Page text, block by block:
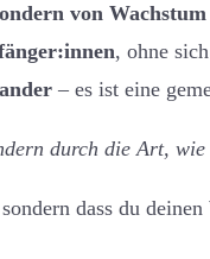
von Wachstum
, ohne
– es ist eine
durch die Art,
dass du